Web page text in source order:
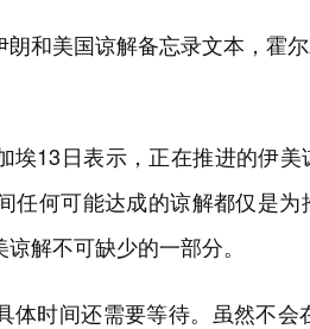
和美国谅解备忘录文本，霍
埃13日表示，正在推进的伊
任何可能达成的谅解都仅是
解不可缺少的一部分。
体时间还需要等待。虽然不